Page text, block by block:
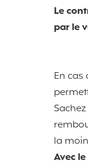
Le
par le
En
la
Avec